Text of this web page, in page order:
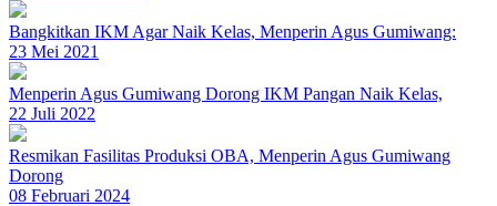
Bangkitkan IKM Agar Naik Kelas, Menperin Agus Gumiwang:
23 Mei 2021
Menperin Agus Gumiwang Dorong IKM Pangan Naik Kelas,
22 Juli 2022
Resmikan Fasilitas Produksi OBA, Menperin Agus Gumiwang
Dorong
08 Februari 2024